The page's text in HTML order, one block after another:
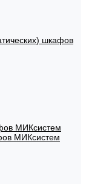
шкафов
МИКсистем
МИКсистем